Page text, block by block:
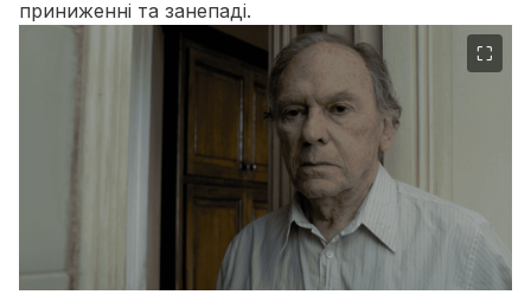
приниженні та занепаді.
⛶